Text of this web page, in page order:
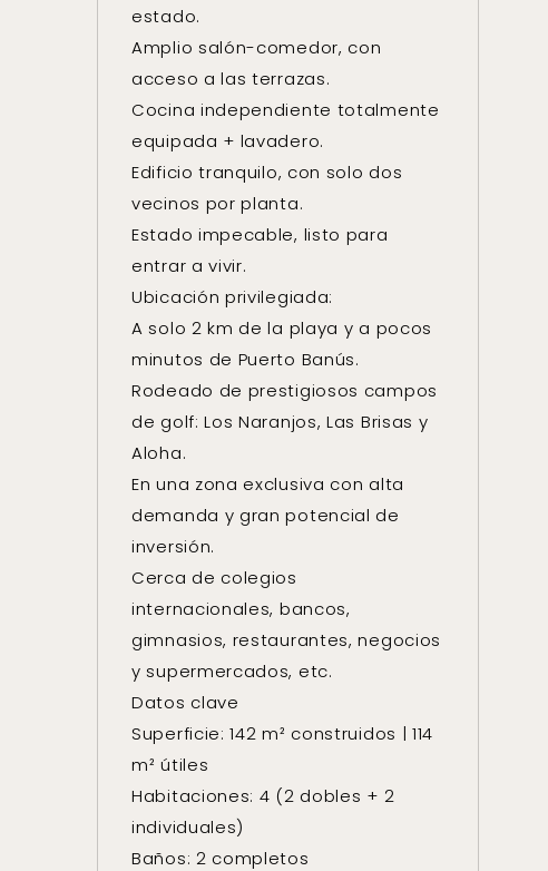
estado.
Amplio salón-comedor, con
acceso a las terrazas.
Cocina independiente totalmente
equipada + lavadero.
Edificio tranquilo, con solo dos
vecinos por planta.
Estado impecable, listo para
entrar a vivir.
Ubicación privilegiada:
A solo 2 km de la playa y a pocos
minutos de Puerto Banús.
Rodeado de prestigiosos campos
de golf: Los Naranjos, Las Brisas y
Aloha.
En una zona exclusiva con alta
demanda y gran potencial de
inversión.
Cerca de colegios
internacionales, bancos,
gimnasios, restaurantes, negocios
y supermercados, etc.
Datos clave
Superficie: 142 m² construidos | 114
m² útiles
Habitaciones: 4 (2 dobles + 2
individuales)
Baños: 2 completos